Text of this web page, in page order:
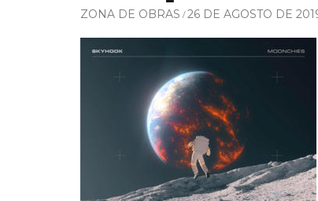
ZONA DE OBRAS 26 DE AGOSTO DE